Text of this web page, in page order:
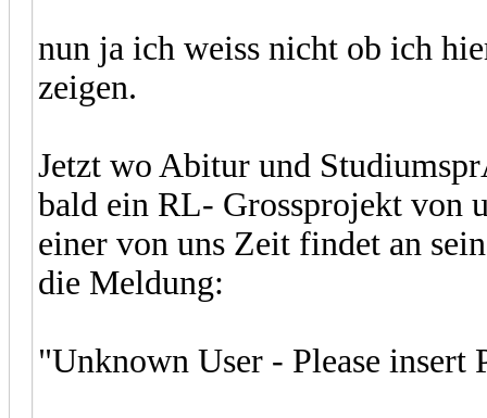
nun ja ich weiss nicht ob ich
zeigen.
Jetzt wo Abitur und
bald ein RL- Grossprojekt von
einer von uns Zeit findet an
die Meldung:
"Unknown User - Please